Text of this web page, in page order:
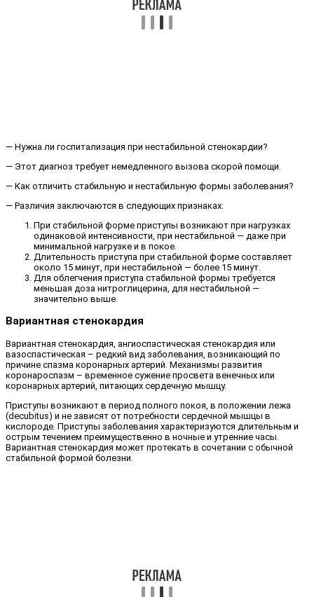
— Нужна ли госпитализация при нестабильной стенокардии?
— Этот диагноз требует немедленного вызова скорой помощи.
— Как отличить стабильную и нестабильную формы заболевания?
— Различия заключаются в следующих признаках:
При стабильной форме приступы возникают при нагрузках
одинаковой интенсивности, при нестабильной — даже при
минимальной нагрузке и в покое.
Длительность приступа при стабильной форме составляет
около 15 минут, при нестабильной — более 15 минут.
Для облегчения приступа стабильной формы требуется
меньшая доза нитроглицерина, для нестабильной —
значительно выше.
Вариантная стенокардия
Вариантная стенокардия, ангиоспастическая стенокардия или
вазоспастическая – редкий вид заболевания, возникающий по
причине спазма коронарных артерий. Механизмы развития
коронароспазм – временное сужение просвета венечных или
коронарных артерий, питающих сердечную мышцу.
Приступы возникают в период полного покоя, в положении лежа
(decubitus) и не зависят от потребности сердечной мышцы в
кислороде. Приступы заболевания характеризуются длительным и
острым течением преимущественно в ночные и утренние часы.
Вариантная стенокардия может протекать в сочетании с обычной
стабильной формой болезни.